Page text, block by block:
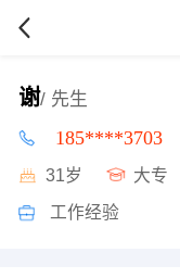
谢/ 先生
185****3703
31岁 大专
工作经验